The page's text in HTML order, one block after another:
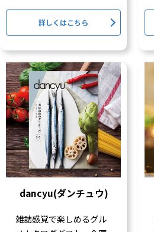
詳しくはこちら
dancyu(ダンチュウ)
雑誌感覚で楽しめるグル